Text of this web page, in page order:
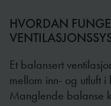
HVORDAN
Et balansert
mellom inn- og utluft i
Manglende balanse